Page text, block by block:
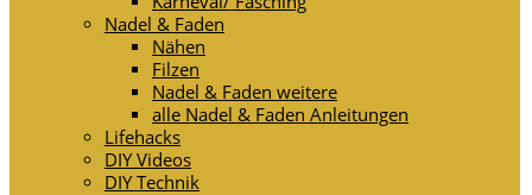
Nadel & Faden
Nähen
Filzen
Nadel & Faden weitere
alle Nadel & Faden Anleitungen
Lifehacks
DIY Videos
DIY Technik